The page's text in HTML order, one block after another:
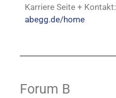
Karriere Seite + Kontakt:
abegg.de/home
Forum B